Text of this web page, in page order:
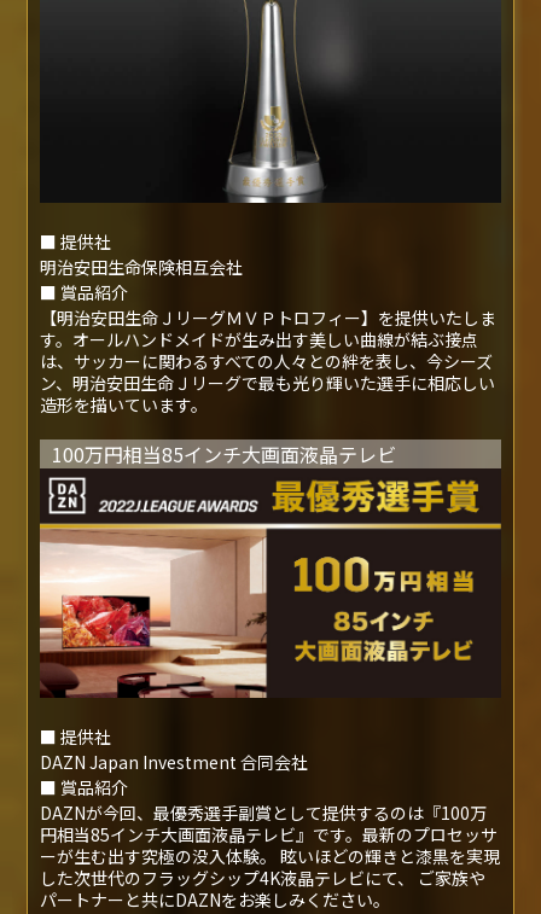
■ 提供社
明治安田生命保険相互会社
■ 賞品紹介
【明治安田生命ＪリーグＭＶＰトロフィー】を提供いたしま
す。オールハンドメイドが生み出す美しい曲線が結ぶ接点
は、サッカーに関わるすべての人々との絆を表し、今シーズ
ン、明治安田生命Ｊリーグで最も光り輝いた選手に相応しい
造形を描いています。
100万円相当85インチ大画面液晶テレビ
■ 提供社
DAZN Japan Investment 合同会社
■ 賞品紹介
DAZNが今回、最優秀選手副賞として提供するのは『100万
円相当85インチ大画面液晶テレビ』です。最新のプロセッサ
ーが生む出す究極の没入体験。 眩いほどの輝きと漆黒を実現
した次世代のフラッグシップ4K液晶テレビにて、 ご家族や
パートナーと共にDAZNをお楽しみください。